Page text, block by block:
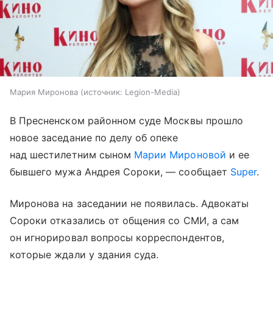
Мария Миронова источник: Legion-Media
В Пресненском районном суде Москвы прошло
новое заседание по делу об опеке
над шестилетним сыном Марии Мироновой и ее
бывшего мужа Андрея Сороки, — сообщает Super.
Миронова на заседании не появилась. Адвокаты
Сороки отказались от общения со СМИ, а сам
он игнорировал вопросы корреспондентов,
которые ждали у здания суда.